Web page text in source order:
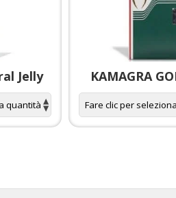
Jelly KAMAGRA